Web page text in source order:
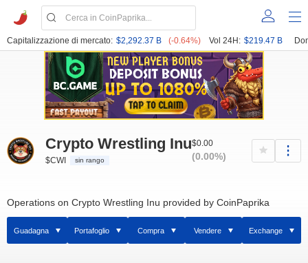
Capitalizzazione di mercato: $2,292.37 B (-0.64%) Vol 24H: $219.47 B
Crypto Wrestling Inu
$CWI sin rango
$0.00
(0.00%)
Operations on Crypto Wrestling Inu provided by CoinPaprika
Guadagna Portafoglio Compra Vendere Exchange